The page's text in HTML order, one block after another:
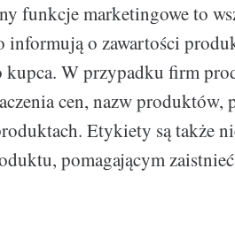
funkcje marketingowe to
o zawartości
kupca. W przypadku firm
cen, nazw
Etykiety są także
pomagającym